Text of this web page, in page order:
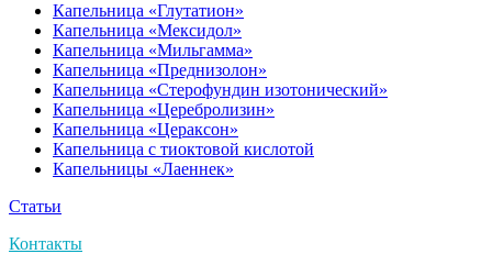
Капельница «Глутатион»
Капельница «Мексидол»
Капельница «Мильгамма»
Капельница «Преднизолон»
Капельница «Стерофундин изотонический»
Капельница «Церебролизин»
Капельница «Цераксон»
Капельница с тиоктовой кислотой
Капельницы «Лаеннек»
Статьи
Контакты